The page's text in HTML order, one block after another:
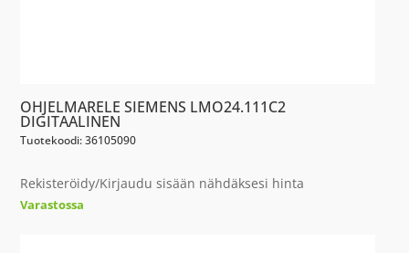
OHJELMARELE SIEMENS LMO24.111C2
DIGITAALINEN
Tuotekoodi: 36105090
Rekisteröidy/Kirjaudu sisään nähdäksesi hinta
Varastossa